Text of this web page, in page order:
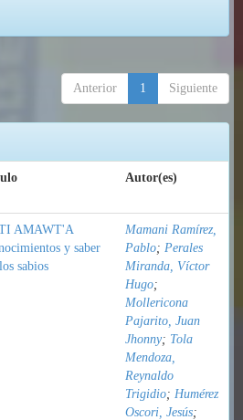
Anterior 1 Siguiente
Autor(es)
AMAWT'A
y saber
sabios
Mamani Ramírez,
Pablo; Perales
Miranda, Víctor
Hugo;
Mollericona
Pajarito, Juan
Jhonny; Tola
Mendoza,
Reynaldo
Trigidio; Humérez
Oscori, Jesús;